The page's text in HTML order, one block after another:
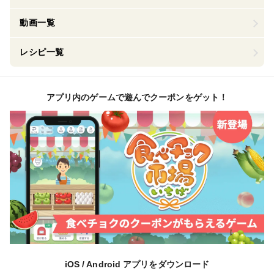
動画一覧
レシピ一覧
アプリ内のゲームで遊んでクーポンをゲット！
iOS / Android アプリをダウンロード